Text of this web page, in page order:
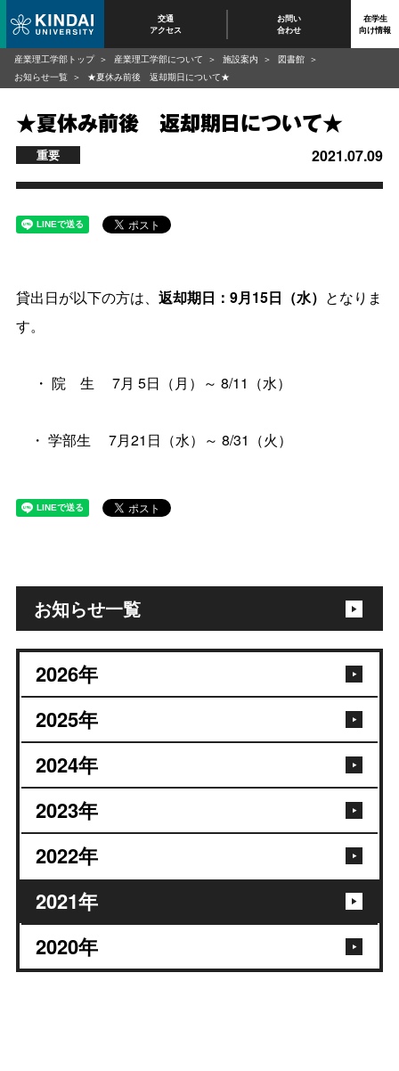
交通
アクセス
お問い
合わせ
在学生
向け情報
お知らせ一覧
2026年
2025年
2024年
2023年
2022年
2021年
2020年
★夏休み前後 返却期日について★
2021.07.09
重要
貸出日が以下の方は、 返却期日：9月15日（水） となりま
す。
・ 院 生 7月 5日（月）～ 8/11（水）
・ 学部生 7月21日（水）～ 8/31（火）
産業理工学部トップ 産業理工学部について 施設案内
図書館
お知らせ一覧
★夏休み前後 返却期日について★